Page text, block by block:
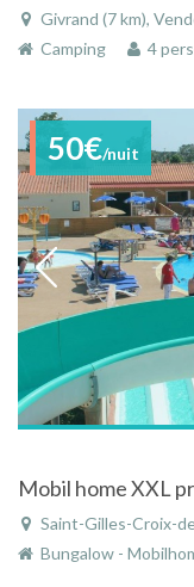
Givrand (7 km),
Camping
4
50€/nuit
Saint-Gilles-Croix-
Bungalow -